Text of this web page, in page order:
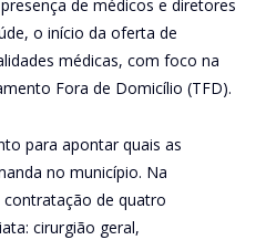
de médicos e diretores
o início da oferta de
médicas, com foco na
Fora de Domicílio (TFD).
para apontar quais as
no município. Na
de quatro
cirurgião geral,